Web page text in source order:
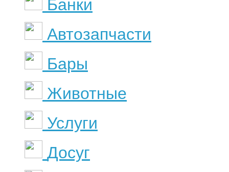
Банки
Автозапчасти
Бары
Животные
Услуги
Досуг